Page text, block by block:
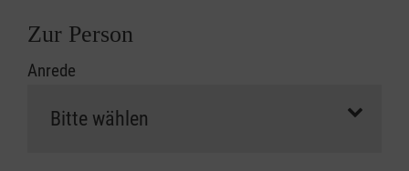
Zur Person
Anrede